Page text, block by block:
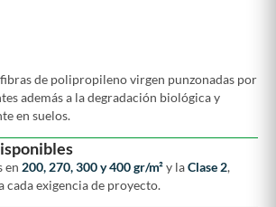
de polipropileno virgen punzonadas por
además a la degradación biológica y
en suelos.
en 200, 270, 300 y 400 gr/m²y laClase 2,
cada exigencia de proyecto.